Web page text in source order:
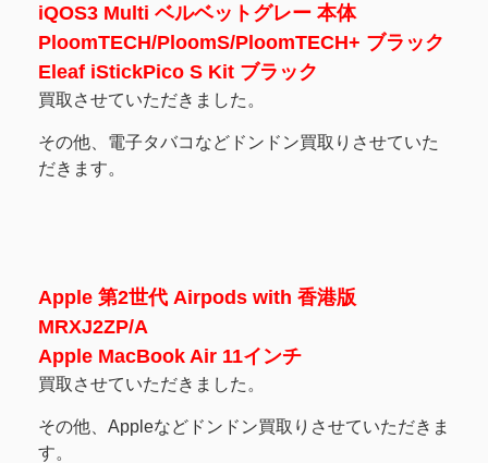
iQOS3 Multi ベルベットグレー 本体
PloomTECH/PloomS/PloomTECH+ ブラック
Eleaf iStickPico S Kit ブラック
買取させていただきました。
その他、電子タバコなどドンドン買取りさせていた
だきます。
Apple 第2世代 Airpods with 香港版
MRXJ2ZP/A
Apple MacBook Air 11インチ
買取させていただきました。
その他、Appleなどドンドン買取りさせていただきま
す。